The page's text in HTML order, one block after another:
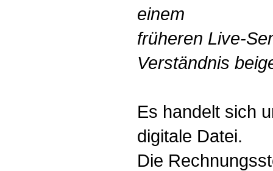
einem
früheren Live-
Verständnis
Es handelt sich
digitale Datei.
Die